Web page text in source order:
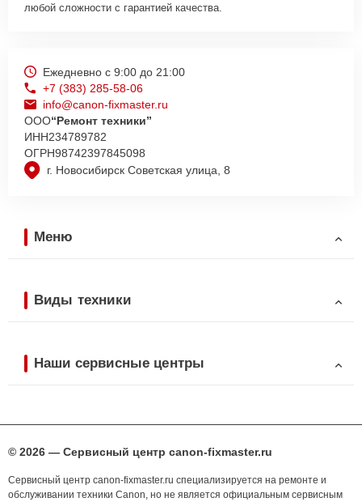
любой сложности с гарантией качества.
г. Новосибирск Советская улица, 8
Ежедневно с 9:00 до 21:00
+7 (383) 285-58-06
info@canon-fixmaster.ru
ООО“Ремонт техники”
ИНН234789782
ОГРН98742397845098
Меню
Виды техники
Наши сервисные центры
© 2026 — Сервисный центр canon-fixmaster.ru
Сервисный центр canon-fixmaster.ru специализируется на ремонте и
обслуживании техники Canon, но не является официальным сервисным